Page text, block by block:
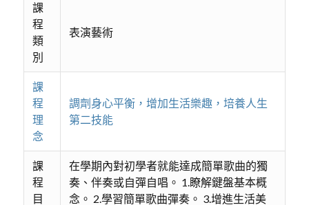
課
程
類
別
表演藝術
課
程
理
念
調劑身心平衡，增加生活樂趣，培養人生
第二技能
課
程
目
在學期內對初學者就能達成簡單歌曲的獨
奏、伴奏或自彈自唱。 1.瞭解鍵盤基本概
念。 2.學習簡單歌曲彈奏。 3.增進生活美